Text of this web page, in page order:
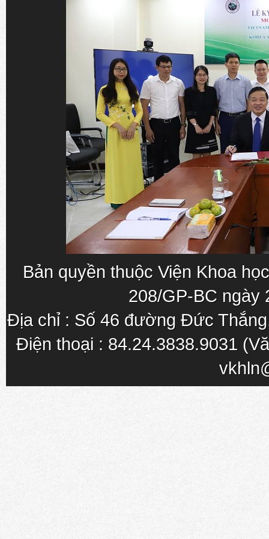
Bản quyền thuộc Viện Khoa
208/GP-BC ngày
Địa chỉ : Số 46 đường Đức
Điện thoại : 84.24.3838.9031